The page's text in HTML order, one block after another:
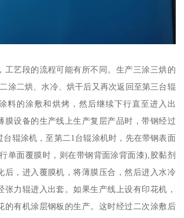
工艺段的流程可能有所不同。生产三涂三烘的
涂二烘、水冷、烘干后又再次返回至第三台辊
料的涂敷和烘烤，然后继续下行直至进入出
膜设备的生产线上生产复层产品时，带钢经过
台辊涂机，至第二1台辊涂机时，先在带钢表面
单面覆膜时，则在带钢背面涂背面漆),胶黏剂
后，进入覆膜机，将薄膜压合，然后进入水冷
张力辊进入出套。如果生产线上设有印花机，
的有机涂层钢板的生产。这时经过二次涂敷后